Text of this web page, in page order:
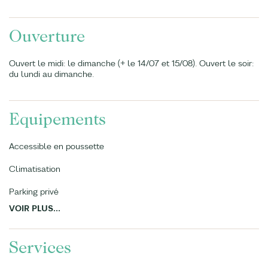
Ouverture
Ouvert le midi: le dimanche (+ le 14/07 et 15/08). Ouvert le soir:
du lundi au dimanche.
Equipements
Accessible en poussette
Climatisation
Parking privé
VOIR PLUS...
Services